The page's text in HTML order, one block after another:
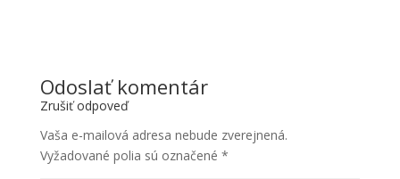
Odoslať komentár
Zrušiť odpoveď
Vaša e-mailová adresa nebude zverejnená.
Vyžadované polia sú označené *